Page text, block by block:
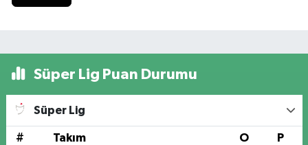
Süper Lig Puan Durumu
Süper Lig
# Takım O P